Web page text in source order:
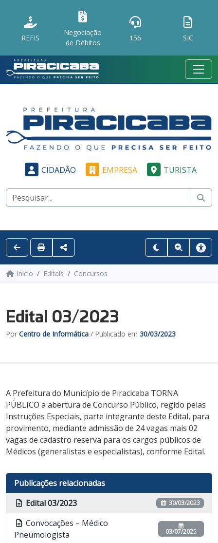
REFIS
Negociação
de Débitos
156 SIC
CIDADÃO EMPRESA TURISTA
Início Editais Concursos
Edital 03/2023
Por Centro de Informática / Publicado em 30/03/2023
A Prefeitura do Município de Piracicaba TORNA
PÚBLICO a abertura de Concurso Público, regido pelas
Instruções Especiais, parte integrante deste Edital, para
provimento, mediante admissão de 24 vagas mais 02
vagas de cadastro reserva para os cargos públicos de
Médicos (generalistas e especialistas), conforme Edital.
Publicações relacionadas
Edital 03/2023
30/03/2023
Convocações – Médico
Pneumologista
03/07/2025